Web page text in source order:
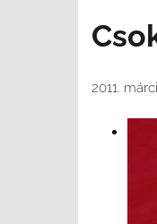
2011.